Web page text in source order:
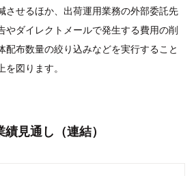
させるほか、出荷運用業務の外部委託先
やダイレクトメールで発生する費用の削
配布数量の絞り込みなどを実行すること
図ります。
見通し（連結）